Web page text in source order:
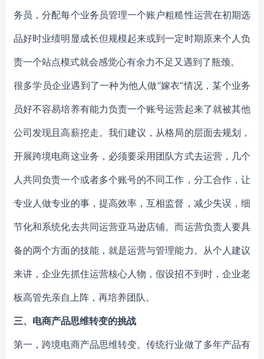
务员，分配每个业务员管理一个账户粗糙性运营在初期选
品好时业绩明显成长但规模起来或到一定时期原来个人负
责一个站点模式就会感觉心有余力不足又遇到了瓶颈。
很多学员企业遇到了一种为他人做“嫁衣”情况，某个业务
员好不容易培养有能力负责一个账号运营起来了就被其他
公司发现且高薪挖走。我们建议，从格局的层面去规划，
开展跨境电商这业务，必须要采用团队方式去运营，几个
人共同负责一个或者多个账号的不同工作，分工合作，让
专业人做专业的事，提高效率，互相监督，减少失误，细
节化和系统化去共同运营亚马逊店铺。而运营负责人要具
备的两个方面的技能，就是运营与管理能力。从个人建议
来讲，企业先抓住运营核心人物，假设招不到时，企业老
板高管先亲自上阵，再培养团队。
三、电商产品思维转变的挑战
第一，跨境电商产品思维转变。传统行业做了多年产品有